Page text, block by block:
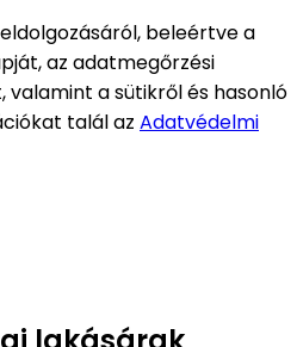
beleértve a
az adatmegőrzési
valamint a sütikről és hasonló
talál az Adatvédelmi